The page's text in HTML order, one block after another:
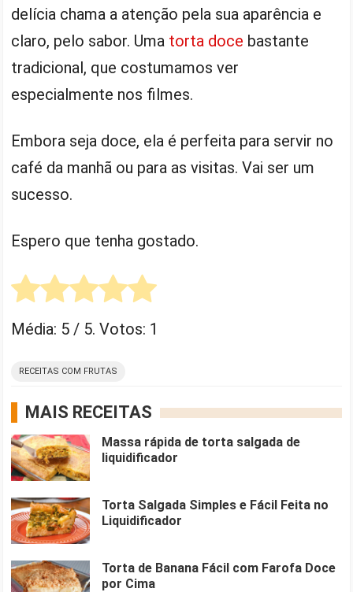
delícia chama a atenção pela sua aparência e
claro, pelo sabor. Uma torta doce bastante
tradicional, que costumamos ver
especialmente nos filmes.
Embora seja doce, ela é perfeita para servir no
café da manhã ou para as visitas. Vai ser um
sucesso.
Espero que tenha gostado.
Média: 5 / 5. Votos: 1
RECEITAS COM FRUTAS
MAIS RECEITAS
Massa rápida de torta salgada de
liquidificador
Torta Salgada Simples e Fácil Feita no
Liquidificador
Torta de Banana Fácil com Farofa Doce
por Cima